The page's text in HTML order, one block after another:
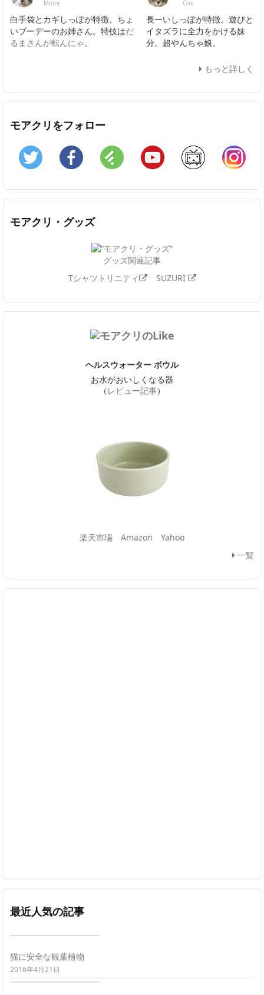
Moire
白手袋とカギしっぽが特徴。ちょ
いブーデーのお姉さん。特技はだ
るまさんが転んにゃ。
Crie
長ーいしっぽが特徴。遊びと
イタズラに全力をかける妹
分。超やんちゃ娘。
もっと詳しく
モアクリをフォロー
Twitter Facebook Feedly YouTube ニコニコ動画
モアクリ・グッズ
グッズ関連記事
Tシャツトリニティ
SUZURI
ヘルスウォーター ボウル
お水がおいしくなる器
（ レビュー記事）
楽天市場 Amazon
Yahoo
一覧
最近人気の記事
猫に安全な観葉植物
2016年4月21日